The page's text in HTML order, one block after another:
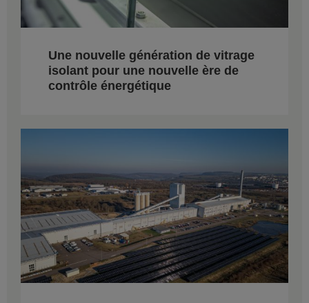
Une nouvelle génération de vitrage
isolant pour une nouvelle ère de
contrôle énergétique